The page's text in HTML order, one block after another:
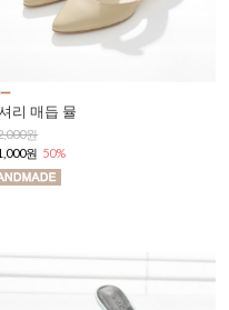
리 매듭 뮬
원
원 50%